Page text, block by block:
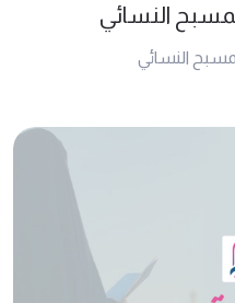
النسائي
النسائي